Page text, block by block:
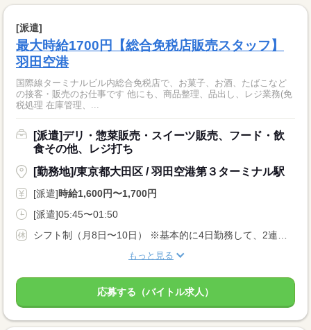
[派遣]
最大時給1700円【総合免税店販売スタッフ】
羽田空港
国際線ターミナルビル内総合免税店で、お菓子、お酒、たばこなど
の接客・販売のお仕事です 他にも、商品整理、品出し、レジ業務(免
税処理 在庫管理、...
[派遣]デリ・惣菜販売・スイーツ販売、フード・飲
食その他、レジ打ち
[勤務地]/東京都大田区 / 羽田空港第３ターミナル駅
[派遣]時給1,600円〜1,700円
[派遣]05:45〜01:50
もっと見る
応募する（バイトル求人）